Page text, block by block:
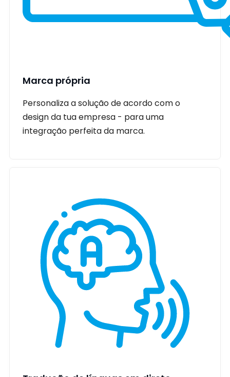
Marca própria
Personaliza a solução de acordo com o
design da tua empresa - para uma
integração perfeita da marca.